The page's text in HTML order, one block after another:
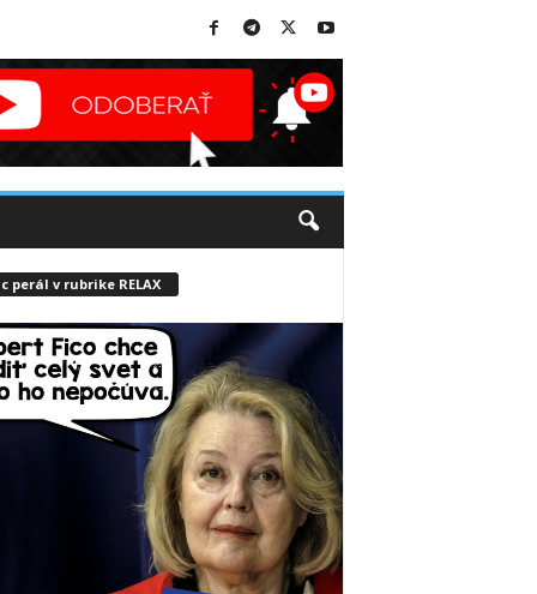
perál v rubrike RELAX